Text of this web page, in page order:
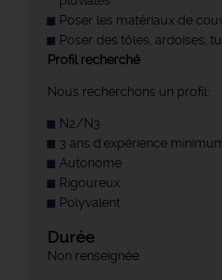
Poser les matériaux de
Poser des tôles, ardoises,
Profil recherché
Nous recherchons un profil:
N2/N3
3 ans d'expérience
Autonome
Rigoureux
Polyvalent
Durée
Non renseignée